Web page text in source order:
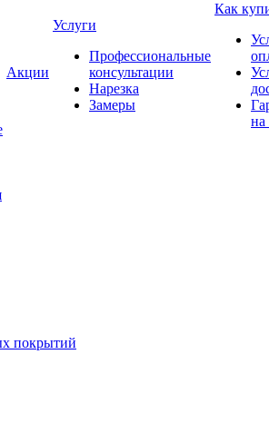
Акции
Услуги
Профессиональные
консультации
Нарезка
Замеры
Как
на